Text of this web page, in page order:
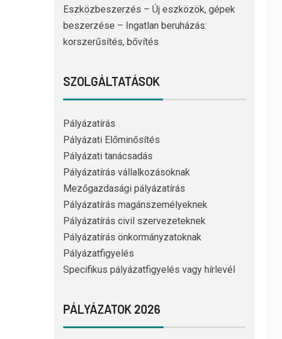
Eszközbeszerzés – Új eszközök, gépek
beszerzése – Ingatlan beruházás:
korszerűsítés, bővítés
SZOLGÁLTATÁSOK
Pályázatírás
Pályázati Előminősítés
Pályázati tanácsadás
Pályázatírás vállalkozásoknak
Mezőgazdasági pályázatírás
Pályázatírás magánszemélyeknek
Pályázatírás civil szervezeteknek
Pályázatírás önkormányzatoknak
Pályázatfigyelés
Specifikus pályázatfigyelés vagy hírlevél
PÁLYÁZATOK 2026